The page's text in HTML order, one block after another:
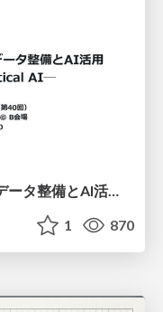
不動産業界における業界特化のデータ整備とAI活用 ─Vertical DataとVertical AI─
1 870